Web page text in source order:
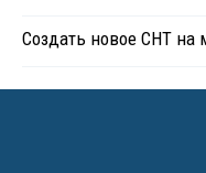
Создать новое СНТ на